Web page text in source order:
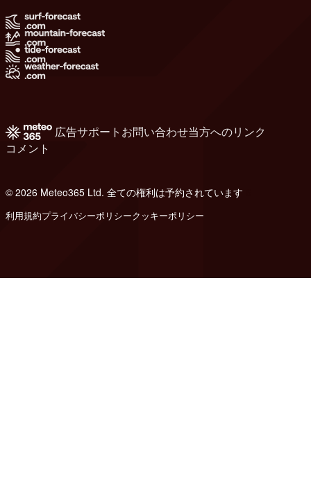
広告サポート お問い合わせ当方へのリンク
コメント
© 2026 Meteo365 Ltd. 全ての権利は予約されています
利用規約プライバシーポリシークッキーポリシー